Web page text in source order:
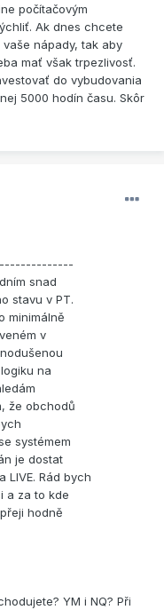
počítačovým
Ak dnes chcete
nápady, tak aby
mať však trpezlivosť.
do vybudovania
5000 hodín času. Skôr
snad
stavu v PT.
minimálně
v
na
že obchodů
systémem
je dostat
LIVE. Rád bych
a za to kde
hodně
YM i NQ? Při